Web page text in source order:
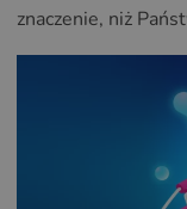
znaczenie, niż